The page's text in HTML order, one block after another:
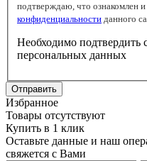
подтверждаю, что ознакомлен и
конфиденциальности данного
Необходимо подтвердить
персональных данных
Отправить
Избранное
Товары отсутствуют
Купить в 1 клик
Оставьте данные и наш
свяжется с Вами